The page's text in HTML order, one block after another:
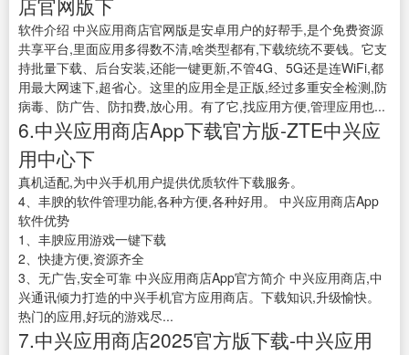
店官网版下
软件介绍 中兴应用商店官网版是安卓用户的好帮手,是个免费资源
共享平台,里面应用多得数不清,啥类型都有,下载统统不要钱。它支
持批量下载、后台安装,还能一键更新,不管4G、5G还是连WiFi,都
用最大网速下,超省心。这里的应用全是正版,经过多重安全检测,防
病毒、防广告、防扣费,放心用。有了它,找应用方便,管理应用也...
6.中兴应用商店App下载官方版-ZTE中兴应
用中心下
真机适配,为中兴手机用户提供优质软件下载服务。
4、丰腴的软件管理功能,各种方便,各种好用。 中兴应用商店App
软件优势
1、丰腴应用游戏一键下载
2、快捷方便,资源齐全
3、无广告,安全可靠 中兴应用商店App官方简介 中兴应用商店,中
兴通讯倾力打造的中兴手机官方应用商店。下载知识,升级愉快。
热门的应用,好玩的游戏尽...
7.中兴应用商店2025官方版下载-中兴应用